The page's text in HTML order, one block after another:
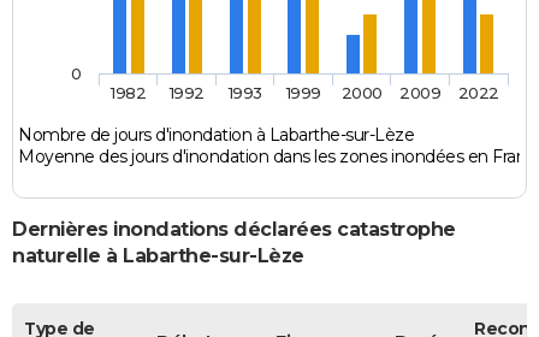
Nombre de jours d'inondation à Labarthe-sur-Lèze
Moyenne des jours d'inondation dans les zones inondées en
1982 1992 1993 1999 2000 2009 2022
0
Dernières inondations déclarées catastrophe
naturelle à Labarthe-sur-Lèze
Type de